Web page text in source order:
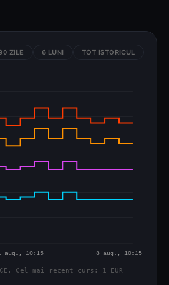
ZILE 6 LUNI TOT ISTORICUL
Cel mai recent curs: 1 EUR =